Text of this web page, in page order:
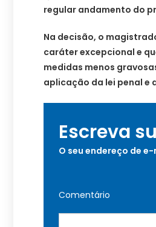
regular andamento do
Na decisão, o
caráter excepcional e
medidas menos
aplicação da lei penal e
Escreva
O seu endereço de
Comentário